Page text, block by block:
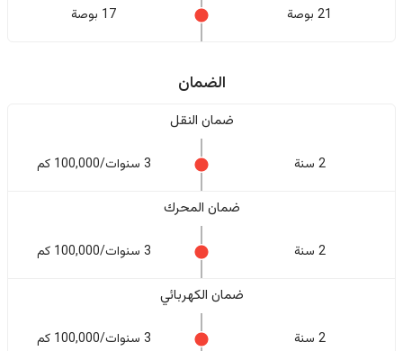
21 بوصة 17 بوصة
الضمان
ضمان النقل
2 سنة 3 سنوات/100,000 كم
ضمان المحرك
2 سنة 3 سنوات/100,000 كم
ضمان الكهربائي
2 سنة 3 سنوات/100,000 كم